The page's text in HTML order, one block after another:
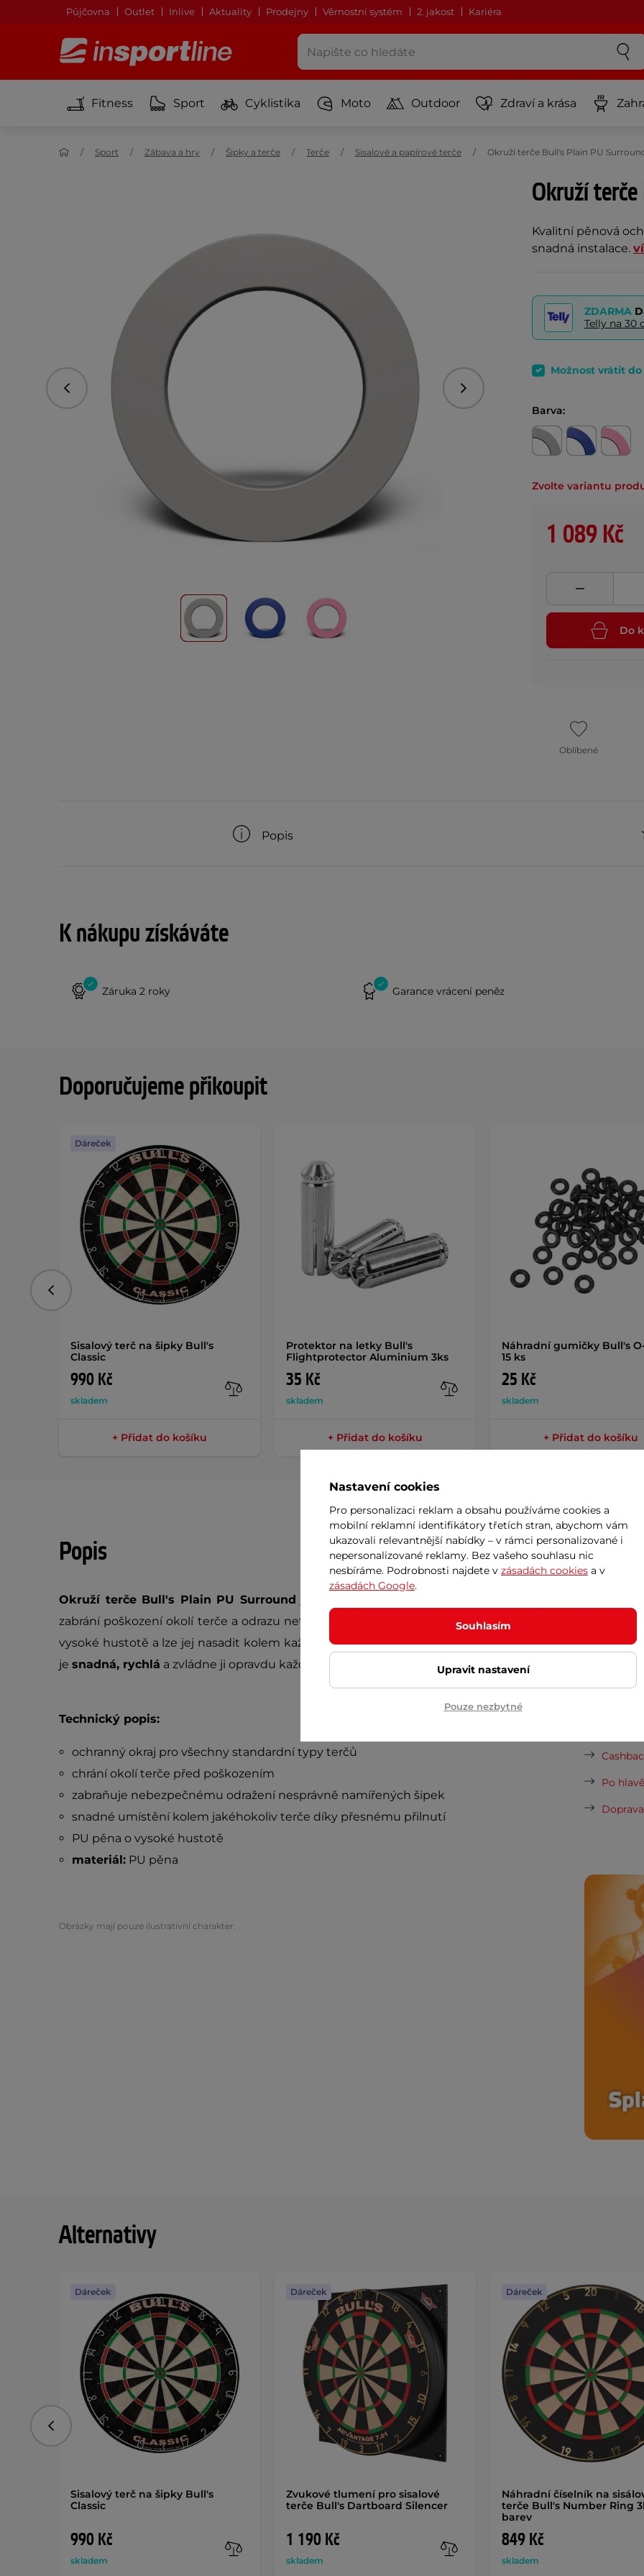
Půjčovna Outlet Inlive Aktuality Prodejny Věrnostní systém 2. jakost Kariéra
Fitness Sport Cyklistika Moto Outdoor Zdraví a krása
Sport Zábava a hry Šipky a terče Terče Sisalové a papírové terče Okruží terče Bull's Plain PU
Okruží
Kvalitní pěnová
snadná instalace.
Předchozí Následující
ZDARMA
Telly na 30
Možnost vrátit
Barva:
Zvolte variantu
1 089 Kč
Do
Oblíbené
Popis
K nákupu získáváte
Záruka 2 roky Garance vrácení peněz
Doporučujeme přikoupit
Sisalový terč na šipky Bull's
Classic
990 Kč
skladem
Dáreček
+ Přidat do košíku
Protektor na letky Bull's
Flightprotector Aluminium 3ks
35 Kč
skladem
+ Přidat do košíku
Náhradní gumičky Bull's
15 ks
25 Kč
skladem
+ Přidat do košíku
Předchozí
Popis
Okruží terče Bull's Plain PU Surround
zabrání poškození okolí terče a odrazu netrefených šipek. Je vyrobeno zPU pěny
vysoké hustotě a lze jej nasadit kolem každého standardního terče. Instalace okruží
je snadná, rychlá a zvládne ji opravdu každý.
Technický popis:
ochranný okraj pro všechny standardní typy terčů
chrání okolí terče před poškozením
zabraňuje nebezpečnému odražení nesprávně namířených šipek
snadné umístění kolem jakéhokoliv terče díky přesnému přilnutí
PU pěna o vysoké hustotě
materiál:PU pěna
Obrázky mají pouze ilustrativní charakter.
7
Nová
Vaše
Po
Alternativy
Sisalový terč na šipky Bull's
Classic
990 Kč
skladem
Dáreček
Zvukové tlumení pro sisalové
terče Bull's Dartboard Silencer
1 190 Kč
skladem
Dáreček
Náhradní číselník na
terče Bull's Number Ring
barev
849 Kč
skladem
Dáreček
Předchozí
Nastavení cookies
Pro personalizaci reklam a obsahu používáme cookies a
mobilní reklamní identifikátory třetích stran, abychom vám
ukazovali relevantnější nabídky – v rámci personalizované i
nepersonalizované reklamy. Bez vašeho souhlasu nic
nesbíráme. Podrobnosti najdete v zásadách cookies a v
zásadách Google.
Souhlasím
Upravit nastavení
Pouze nezbytné